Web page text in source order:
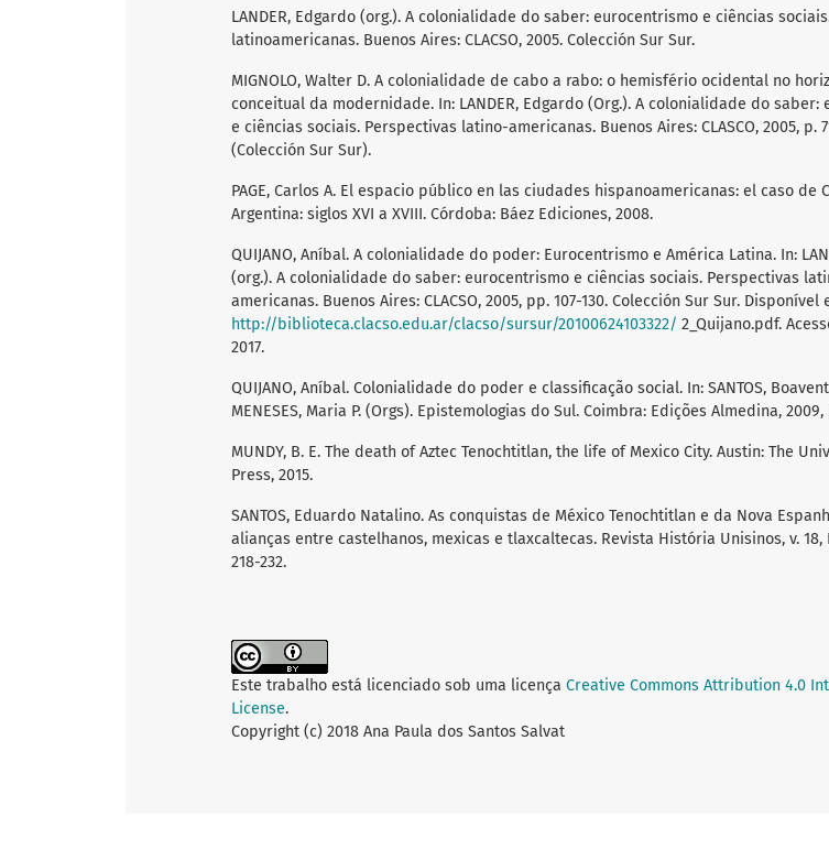
LANDER, Edgardo (org.). A colonialidade do saber: eurocentrismo e ciências
latinoamericanas. Buenos Aires: CLACSO, 2005. Colección Sur Sur.
MIGNOLO, Walter D. A colonialidade de cabo a rabo: o hemisfério ocidental no
conceitual da modernidade. In: LANDER, Edgardo (Org.). A colonialidade do saber:
e ciências sociais. Perspectivas latino-americanas. Buenos Aires: CLASCO, 2005, p.
(Colección Sur Sur).
PAGE, Carlos A. El espacio público en las ciudades hispanoamericanas: el caso de
Argentina: siglos XVI a XVIII. Córdoba: Báez Ediciones, 2008.
QUIJANO, Aníbal. A colonialidade do poder: Eurocentrismo e América Latina. In:
(org.). A colonialidade do saber: eurocentrismo e ciências sociais. Perspectivas
americanas. Buenos Aires: CLACSO, 2005, pp. 107-130. Colección Sur Sur. Disponível
http://biblioteca.clacso.edu.ar/clacso/sursur/20100624103322/ 2_Quijano.pdf.
2017.
QUIJANO, Aníbal. Colonialidade do poder e classificação social. In: SANTOS,
MENESES, Maria P. (Orgs). Epistemologias do Sul. Coimbra: Edições Almedina, 2009,
MUNDY, B. E. The death of Aztec Tenochtitlan, the life of Mexico City. Austin: The
Press, 2015.
SANTOS, Eduardo Natalino. As conquistas de México Tenochtitlan e da Nova
alianças entre castelhanos, mexicas e tlaxcaltecas. Revista História Unisinos, v. 18,
218-232.
Este trabalho está licenciado sob uma licença Creative Commons Attribution 4.0
License.
Copyright (c) 2018 Ana Paula dos Santos Salvat